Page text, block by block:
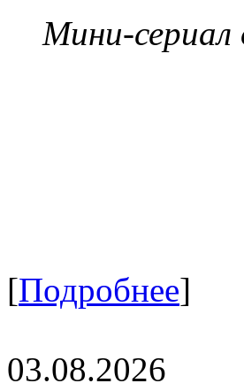
Мини-сериал
[Подробнее]
03.08.2026